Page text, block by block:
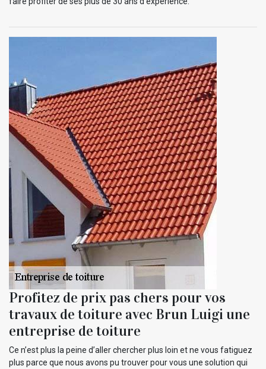
Profitez de prix pas chers pour vos
travaux de toiture avec Brun Luigi une
entreprise de toiture
Ce n’est plus la peine d’aller chercher plus loin et ne vous fatiguez
plus parce que nous avons pu trouver pour vous une solution qui